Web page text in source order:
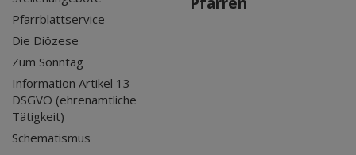
Pfarrblattservice
Die Diözese
Zum Sonntag
Information Artikel 13
DSGVO (ehrenamtliche
Tätigkeit)
Schematismus